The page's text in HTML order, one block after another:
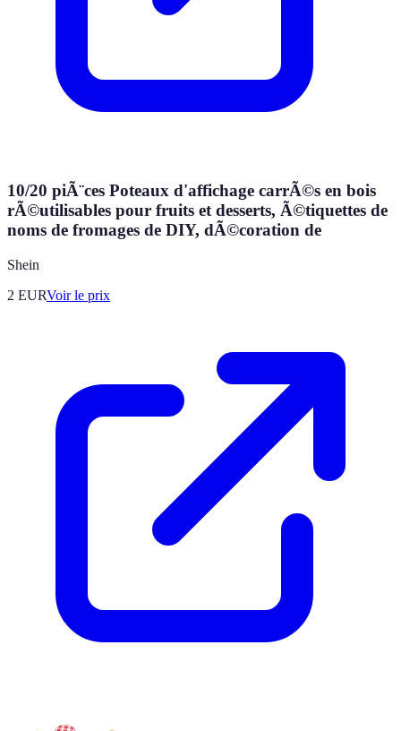
10/20 piÃ¨ces Poteaux d'affichage carrÃ©s en bois
rÃ©utilisables pour fruits et desserts, Ã©tiquettes de
noms de fromages de DIY, dÃ©coration de
Shein
2 EURVoir le prix